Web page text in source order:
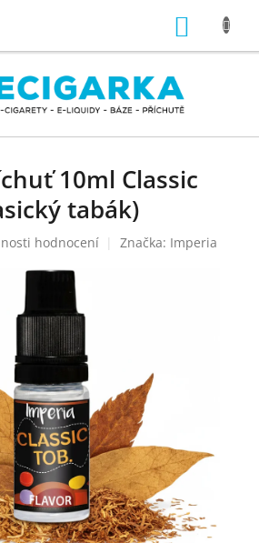
10ml Classic
tabák)
hodnocení Značka: Imperia